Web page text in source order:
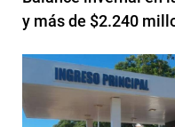
y más de $2.240